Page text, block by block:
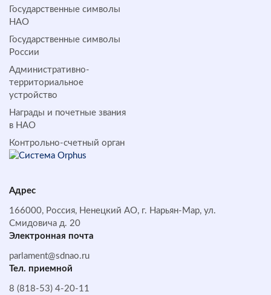
Государственные символы
НАО
Государственные символы
России
Административно-
территориальное
устройство
Награды и почетные звания
в НАО
Контрольно-счетный орган
Адрес
166000, Россия, Ненецкий АО, г. Нарьян-Мар, ул.
Смидовича д. 20
Электронная почта
parlament@sdnao.ru
Тел. приемной
8 (818-53) 4-20-11